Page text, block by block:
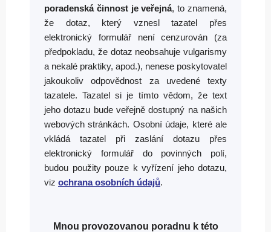
poradenská činnost je veřejná, to znamená,
že dotaz, který vznesl tazatel přes
elektronický formulář není cenzurován (za
předpokladu, že dotaz neobsahuje vulgarismy
a nekalé praktiky, apod.), nenese poskytovatel
jakoukoliv odpovědnost za uvedené texty
tazatele. Tazatel si je tímto vědom, že text
jeho dotazu bude veřejně dostupný na našich
webových stránkách. Osobní údaje, které ale
vkládá tazatel při zaslání dotazu přes
elektronický formulář do povinných polí,
budou použity pouze k vyřízení jeho dotazu,
viz ochrana osobních údajů.
Mnou provozovanou poradnu k této